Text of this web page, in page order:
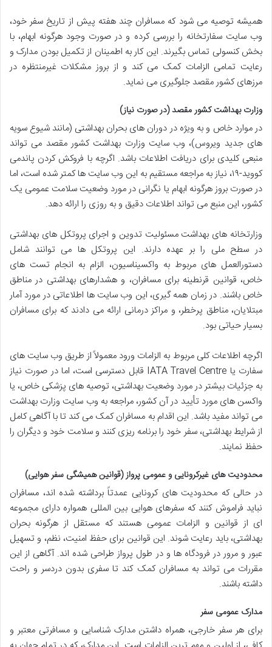
همیشه توصیه می شود که مسافران چند هفته پیش از تاریخ سفر خود،
وب سایت سفارتخانه را بررسی کرده و در صورت وجود هرگونه ابهام، با
بخش کنسولی تماس بگیرند. این کار به اطمینان از تکمیل بودن مدارک و
رعایت تمامی الزامات کمک می کند و از بروز مشکلات غیرمنتظره در
مرزهای کشور مقصد جلوگیری می نماید.
وزارت بهداشت کشور مقصد (در صورت نیاز)
در موارد خاص و به ویژه در دوران های بحران بهداشتی (مانند شیوع سویه
های جدید ویروس)، وب سایت وزارت بهداشت کشور مقصد می تواند
منبعی کلیدی برای دریافت اطلاعات باشد. اگرچه با فروکش کردن پاندمی
کووید-۱۹، نیاز به مراجعه مستقیم به این وب سایت ها کمتر شده است، اما
در صورت بروز هرگونه ابهام یا نگرانی در مورد وضعیت سلامت عمومی یک
کشور، این منبع می تواند اطلاعات دقیق و به روزی را ارائه دهد.
وزارتخانه های بهداشت مسئولیت تدوین و اجرای پروتکل های بهداشتی
در سطح ملی را بر عهده دارند. این پروتکل ها می توانند شامل
دستورالعمل های مربوط به واکسیناسیون، الزام به انجام تست های
خاص، قوانین قرنطینه برای مسافران، و هشدارهای بهداشتی در مناطق
خاص باشند. در زمان همه گیری، این وب سایت ها اطلاعاتی در مورد آمار
مبتلایان، مناطق پرخطر، و مراکز درمانی ارائه می دادند که برای مسافران
بسیار حیاتی بود.
اگرچه اطلاعات کلی مربوط به الزامات ورود معمولاً از طریق وب سایت های
سفارت یا IATA Travel Centre قابل دسترسی است، اما در صورت نیاز
به جزئیات بیشتر در مورد وضعیت بهداشتی، توصیه های پزشکی خاص، یا
واکسن های مورد تأیید در آن کشور، مراجعه به وب سایت وزارت بهداشت
می تواند مفید باشد. این اقدام به مسافران کمک می کند تا با آگاهی کامل
از شرایط بهداشتی، سفر خود را برنامه ریزی کنند و سلامت خود و دیگران را
حفظ نمایند.
محدودیت های غیرکرونایی و عمومی پرواز (قوانین همیشگی سفر هوایی)
در حالی که محدودیت های کرونایی عمدتاً برداشته شده اند، مسافران
نباید فراموش کنند که سفرهای هوایی بین المللی همواره دارای مجموعه
ای از قوانین و الزامات عمومی هستند که مستقل از هرگونه بحران
بهداشتی، باید رعایت شوند. این قوانین برای حفظ امنیت، نظم، و تسهیل
عبور و مرور در فرودگاه ها و در طول پرواز طراحی شده اند. آگاهی از این
مقررات می تواند به مسافران کمک کند تا سفری بدون دردسر و راحت
داشته باشند.
مدارک عمومی سفر
برای هر سفر خارجی، همراه داشتن مدارک شناسایی و مسافرتی معتبر و